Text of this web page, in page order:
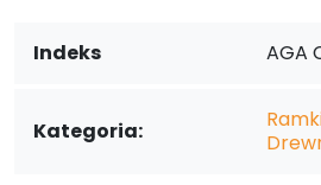
Indeks AGA
Kategoria: